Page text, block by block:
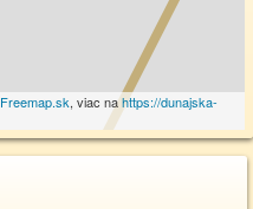
Freemap.sk, viac nahttps://dunajska-